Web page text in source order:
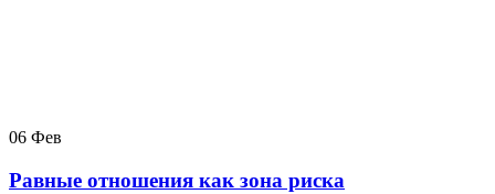
06 Фев
Равные отношения как зона риска